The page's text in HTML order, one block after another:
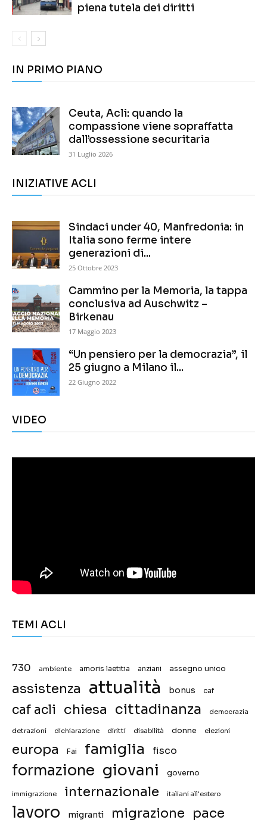
piena tutela dei diritti
IN PRIMO PIANO
Ceuta, Acli: quando la
compassione viene sopraffatta
dall’ossessione securitaria
31 Luglio 2026
INIZIATIVE ACLI
Sindaci under 40, Manfredonia: in
Italia sono ferme intere
generazioni di...
25 Ottobre 2023
Cammino per la Memoria, la tappa
conclusiva ad Auschwitz –
Birkenau
17 Maggio 2023
“Un pensiero per la democrazia”, il
25 giugno a Milano il...
22 Giugno 2022
VIDEO
TEMI ACLI
730 ambiente amoris laetitia anziani assegno unico
assistenza attualità bonus caf
caf acli chiesa cittadinanza democrazia
detrazioni dichiarazione diritti disabilità donne elezioni
europa Fai famiglia fisco
formazione giovani governo
immigrazione internazionale italiani all'estero
lavoro migranti migrazione pace